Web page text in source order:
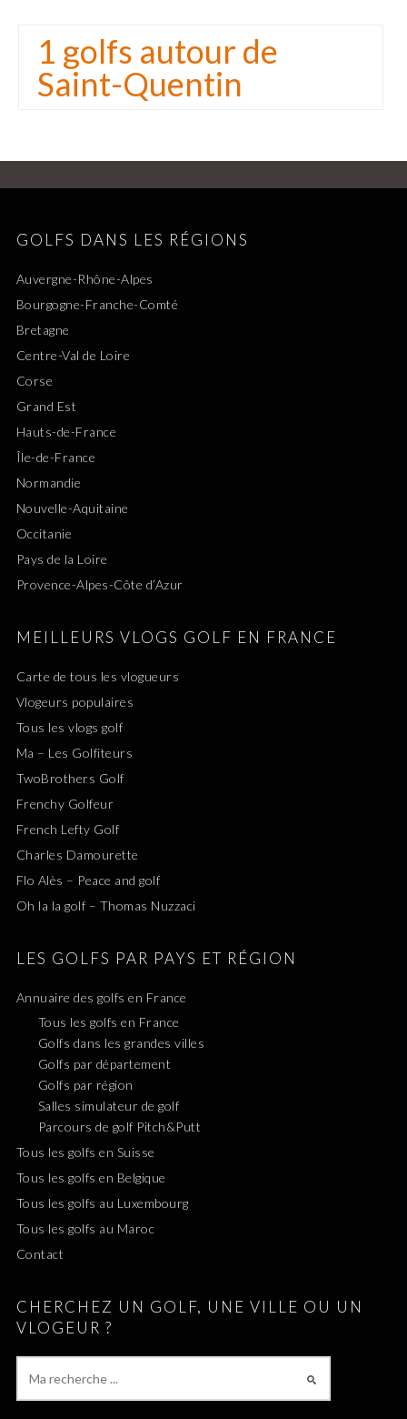
1 golfs autour de
Saint-Quentin
GOLFS DANS LES RÉGIONS
Auvergne-Rhône-Alpes
Bourgogne-Franche-Comté
Bretagne
Centre-Val de Loire
Corse
Grand Est
Hauts-de-France
Île-de-France
Normandie
Nouvelle-Aquitaine
Occitanie
Pays de la Loire
Provence-Alpes-Côte d’Azur
MEILLEURS VLOGS GOLF EN FRANCE
Carte de tous les vlogueurs
Vlogeurs populaires
Tous les vlogs golf
Ma – Les Golfiteurs
TwoBrothers Golf
Frenchy Golfeur
French Lefty Golf
Charles Damourette
Flo Alès – Peace and golf
Oh la la golf – Thomas Nuzzaci
LES GOLFS PAR PAYS ET RÉGION
Annuaire des golfs en France
Tous les golfs en France
Golfs dans les grandes villes
Golfs par département
Golfs par région
Salles simulateur de golf
Parcours de golf Pitch&Putt
Tous les golfs en Suisse
Tous les golfs en Belgique
Tous les golfs au Luxembourg
Tous les golfs au Maroc
Contact
CHERCHEZ UN GOLF, UNE VILLE OU UN
VLOGEUR ?